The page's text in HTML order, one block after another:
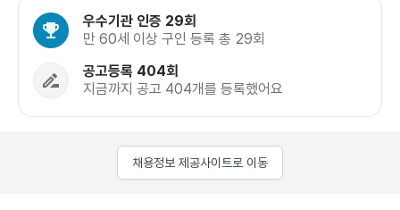
우수기관 인증 29회
만 60세 이상 구인 등록 총 29회
공고등록 404회
지금까지 공고 404개를 등록했어요
채용정보 제공사이트로 이동